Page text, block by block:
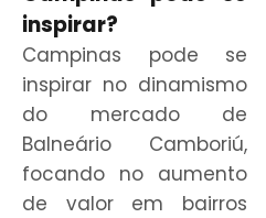
inspirar?
Campinas pode se
inspirar no dinamismo
do mercado de
Balneário Camboriú,
focando no aumento
de valor em bairros